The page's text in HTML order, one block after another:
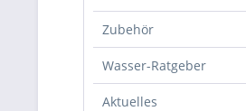
Zubehör
Wasser-Ratgeber
Aktuelles